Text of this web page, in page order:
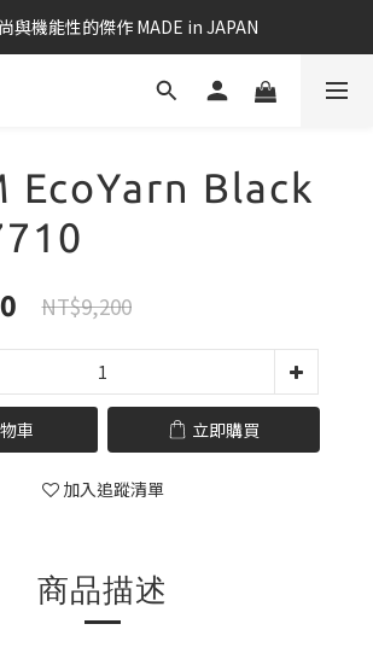
與機能性的傑作 MADE in JAPAN
EcoYarn Black
NT$9,200
車 立即購買
加入追蹤清單
商品描述